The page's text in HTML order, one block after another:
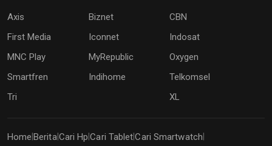
Axis Biznet
CBN
First Media
Iconnet
Indosat
MNC Play
MyRepublic
Oxygen
Smartfren
Indihome
Telkomsel
Tri
XL
Home Berita Cari Hp |Cari Tablet|Cari Smartwatch